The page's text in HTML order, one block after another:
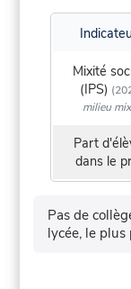
Mixité
(IPS)
milieu
Part
dans le
Pas de
lycée, le